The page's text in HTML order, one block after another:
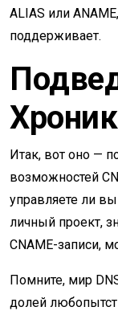
ALIAS или
поддерживает.
Итак, вот оно —
возможностей
управляете ли
личный проект,
CNAME-записи,
Помните, мир
долей